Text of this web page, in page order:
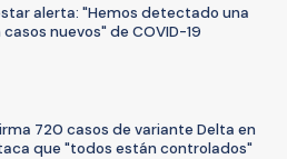
alerta: "Hemos detectado una
casos nuevos" de COVID-19
720 casos de variante Delta en
que "todos están controlados"